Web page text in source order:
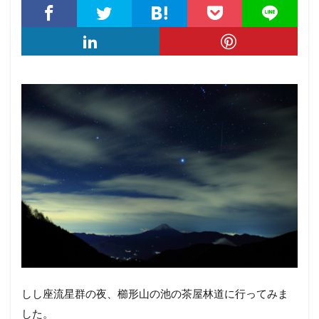
しし座流星群の夜、櫛形山の池の茶屋林道に行ってみま
した。